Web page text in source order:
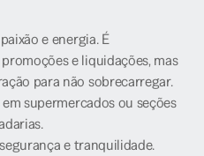
e energia. É
e liquidações, mas
para não sobrecarregar.
supermercados ou seções
e tranquilidade.